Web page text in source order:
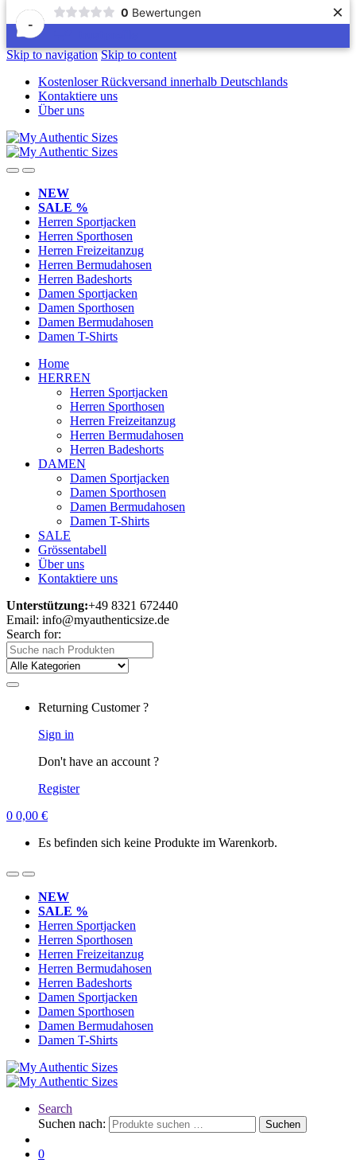
-
0 Bewertungen ×
Skip to navigation Skip to content
Kostenloser Rückversand innerhalb Deutschlands
Kontaktiere uns
Über uns
NEW
SALE %
Herren Sportjacken
Herren Sporthosen
Herren Freizeitanzug
Herren Bermudahosen
Herren Badeshorts
Damen Sportjacken
Damen Sporthosen
Damen Bermudahosen
Damen T-Shirts
Home
HERREN
Herren Sportjacken
Herren Sporthosen
Herren Freizeitanzug
Herren Bermudahosen
Herren Badeshorts
DAMEN
Damen Sportjacken
Damen Sporthosen
Damen Bermudahosen
Damen T-Shirts
SALE
Grössentabell
Über uns
Kontaktiere uns
Unterstützung:+49 8321 672440
Email: info@myauthenticsize.de
Search for:
Returning Customer ?
Sign in
Don't have an account ?
Register
0 0,00 €
Es befinden sich keine Produkte im Warenkorb.
NEW
SALE %
Herren Sportjacken
Herren Sporthosen
Herren Freizeitanzug
Herren Bermudahosen
Herren Badeshorts
Damen Sportjacken
Damen Sporthosen
Damen Bermudahosen
Damen T-Shirts
Search
Suchen nach:
Suchen
0